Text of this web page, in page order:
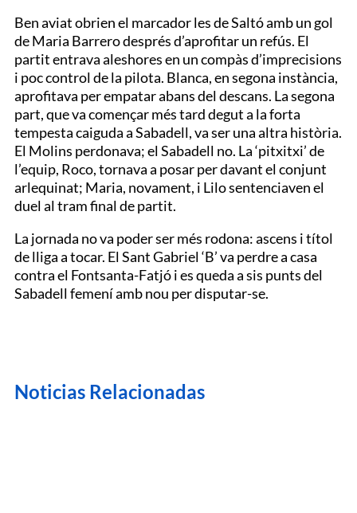
Ben aviat obrien el marcador les de Saltó amb un gol
de Maria Barrero després d’aprofitar un refús. El
partit entrava aleshores en un compàs d’imprecisions
i poc control de la pilota. Blanca, en segona instància,
aprofitava per empatar abans del descans. La segona
part, que va començar més tard degut a la forta
tempesta caiguda a Sabadell, va ser una altra història.
El Molins perdonava; el Sabadell no. La ‘pitxitxi’ de
l’equip, Roco, tornava a posar per davant el conjunt
arlequinat; Maria, novament, i Lilo sentenciaven el
duel al tram final de partit.
La jornada no va poder ser més rodona: ascens i títol
de lliga a tocar. El Sant Gabriel ‘B’ va perdre a casa
contra el Fontsanta-Fatjó i es queda a sis punts del
Sabadell femení amb nou per disputar-se.
Noticias Relacionadas